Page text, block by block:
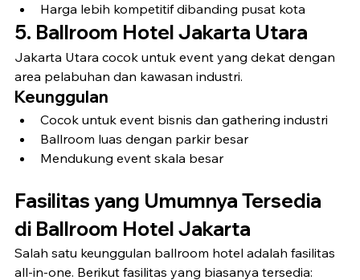
Harga lebih kompetitif dibanding pusat kota
5. Ballroom Hotel Jakarta Utara
Jakarta Utara cocok untuk event yang dekat dengan
area pelabuhan dan kawasan industri.
Keunggulan
Cocok untuk event bisnis dan gathering industri
Ballroom luas dengan parkir besar
Mendukung event skala besar
Fasilitas yang Umumnya Tersedia
di Ballroom Hotel Jakarta
Salah satu keunggulan ballroom hotel adalah fasilitas
all-in-one. Berikut fasilitas yang biasanya tersedia: